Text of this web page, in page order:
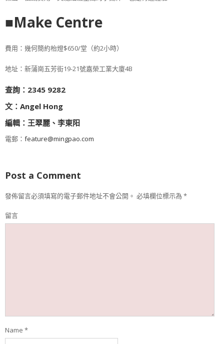
■Make Centre
費用：幾何簡約枱燈$650/堂（約2小時）
地址：新蒲崗五芳街19-21號嘉榮工業大廈4B
查詢：2345 9282
文：Angel Hong
編輯：王翠麗、李東阳
電郵： feature@mingpao.com
Post a Comment
發佈留言必須填寫的電子郵件地址不會公開。 必填欄位標示為 *
留言
Name *